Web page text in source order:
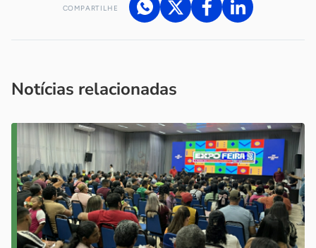
COMPARTILHE
Notícias relacionadas